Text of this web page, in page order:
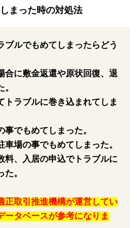
まった時の対処法
ブルでもめてしまったらどう
合に敷金返還や原状回復、退
トラブルに巻き込まれてしま
でもめてしまった。
場の事でもめてしまった。
料、入居の申込でトラブルに
。
正取引推進機構が運営してい
ータベースが参考になりま